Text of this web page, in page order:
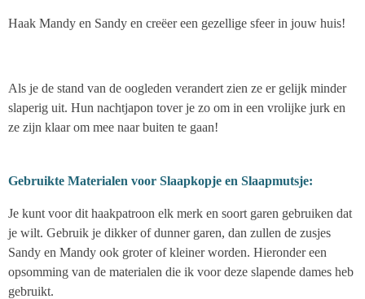
Haak Mandy en Sandy en creëer een gezellige sfeer in jouw huis!
Als je de stand van de oogleden verandert zien ze er gelijk minder
slaperig uit. Hun nachtjapon tover je zo om in een vrolijke jurk en
ze zijn klaar om mee naar buiten te gaan!
Gebruikte Materialen voor Slaapkopje en Slaapmutsje:
Je kunt voor dit haakpatroon elk merk en soort garen gebruiken dat
je wilt. Gebruik je dikker of dunner garen, dan zullen de zusjes
Sandy en Mandy ook groter of kleiner worden. Hieronder een
opsomming van de materialen die ik voor deze slapende dames heb
gebruikt.